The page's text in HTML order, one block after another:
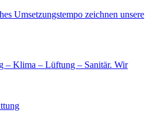
Umsetzungstempo zeichnen unsere
– Klima – Lüftung – Sanitär. Wir